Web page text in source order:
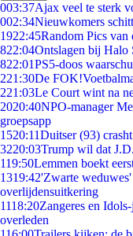
003:37Ajax veel te sterk
002:34Nieuwkomers
1922:45Random Pics van
822:04Ontslagen bij Halo
822:01PS5-doos
221:30De
221:03Le Court wint na
2020:40NPO-manager
groepsapp
1520:11Duitser (93)
3220:03Trump wil dat
119:50Lemmen boekt
1319:42'Zwarte
overlijdensuitkering
1118:20Zangeres en
overleden